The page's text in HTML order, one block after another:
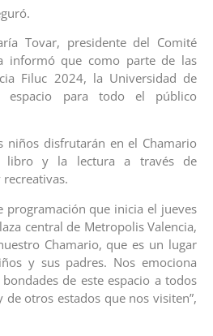
Tovar, presidente del Comité
informó que como parte de las
Filuc 2024, la Universidad de
espacio para todo el público
niños disfrutarán en el Chamario
libro y la lectura a través de
programación que inicia el jueves
central de Metropolis Valencia,
Chamario, que es un lugar
y sus padres. Nos emociona
de este espacio a todos
otros estados que nos visiten”,